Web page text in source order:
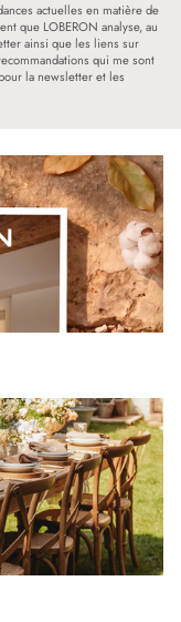
actuelles en matière de
que LOBERON analyse, au
ainsi que les liens sur
qui me sont
la newsletter et les